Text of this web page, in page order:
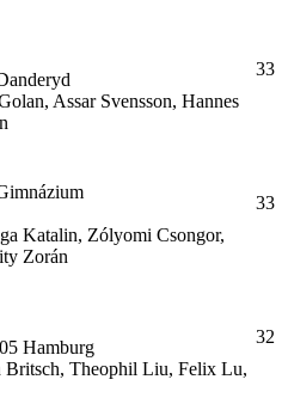
Assar Svensson, Hannes
33
Katalin, Zólyomi Csongor,
Zorán
33
Hamburg
Britsch, Theophil Liu, Felix Lu,
32